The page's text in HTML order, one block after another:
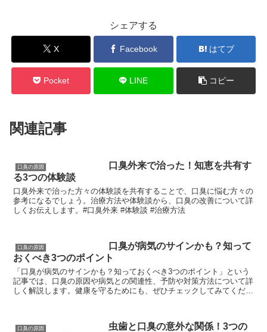
シェアする
X Facebook はてブ
Pocket LINE コピー
関連記事
口臭の原因
口臭外来で治った！知恵を共有す
る3つの体験談
口臭外来で治った方々の体験談を共有することで、口臭に悩む方々の
参考になるでしょう。治療方法や体験談から、口臭の改善について詳
しくお伝えします。#口臭外来 #体験談 #治療方法
口臭の原因
口臭が病気のサインかも？知って
おくべき3つのポイント
「口臭が病気のサインかも？知っておくべき3つのポイント」という
記事では、口臭の原因や病気との関連性、予防や対策方法について詳
しく解説します。健康を守るためにも、ぜひチェックしてみてくださ
口臭の原因
虫歯と口臭の意外な関係！3つの